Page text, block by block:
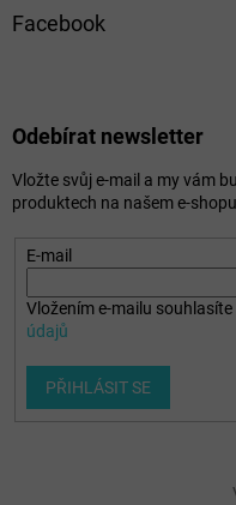
Facebook
Odebírat newsletter
Vložte svůj e-mail a my vám
produktech na našem e-
E-mail
Vložením e-mailu souhlasíte
údajů
PŘIHLÁSIT SE